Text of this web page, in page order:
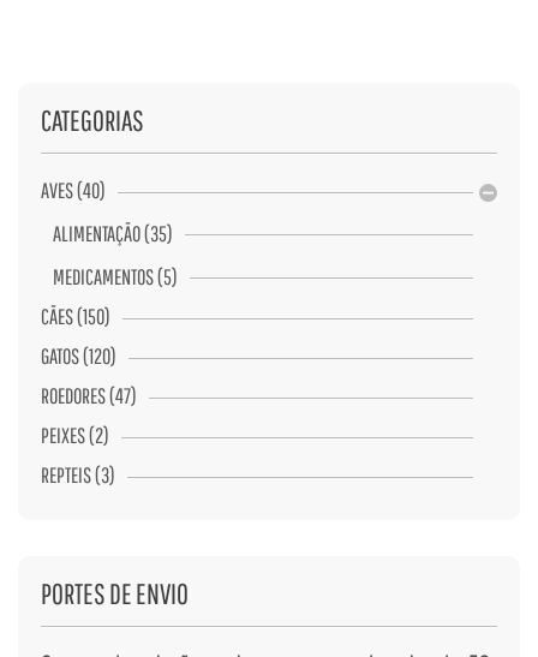
CATEGORIAS
AVES (40)
ALIMENTAÇÃO (35)
MEDICAMENTOS (5)
CÃES (150)
GATOS (120)
ROEDORES (47)
PEIXES (2)
REPTEIS (3)
PORTES DE ENVIO